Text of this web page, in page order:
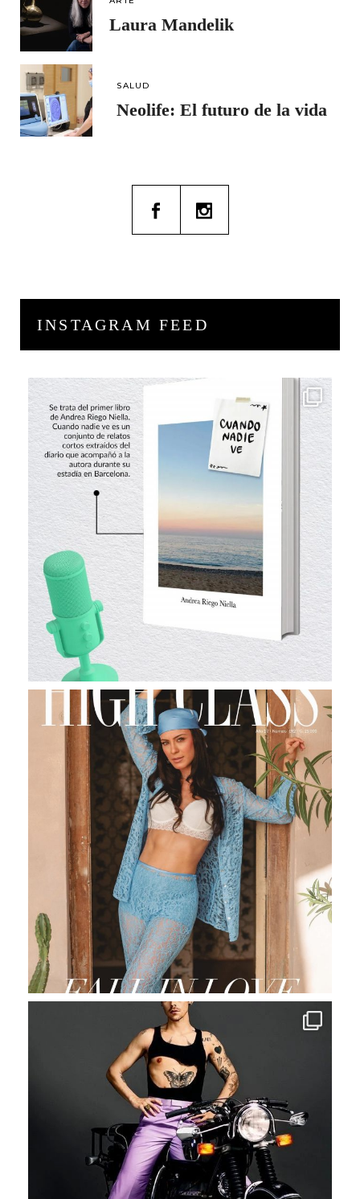
Laura Mandelik
SALUD
Neolife: El futuro de la vida
INSTAGRAM FEED